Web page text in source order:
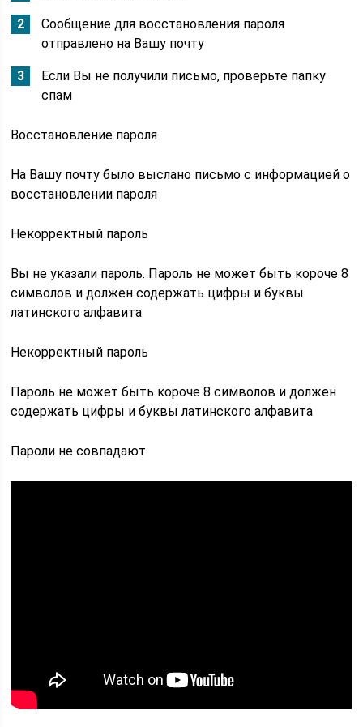
Сообщение для восстановления пароля
отправлено на Вашу почту
Если Вы не получили письмо, проверьте папку
спам
Восстановление пароля
На Вашу почту было выслано письмо с информацией о
восстановлении пароля
Некорректный пароль
Вы не указали пароль. Пароль не может быть короче 8
символов и должен содержать цифры и буквы
латинского алфавита
Некорректный пароль
Пароль не может быть короче 8 символов и должен
содержать цифры и буквы латинского алфавита
Пароли не совпадают